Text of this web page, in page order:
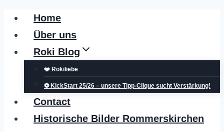
Zum
Inhalt
springen
Home
Über uns
Roki Blog
❤️ Rokiliebe
⚽ KickStart 25/26 – unsere Tipp-Clique sucht Verstärkung!
Contact
Historische Bilder Rommerskirchen